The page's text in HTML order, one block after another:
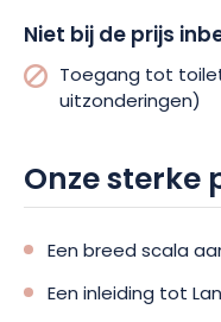
Niet bij de prijs
Toegang tot
uitzonderingen)
Onze sterke
Een breed scala
Een inleiding tot